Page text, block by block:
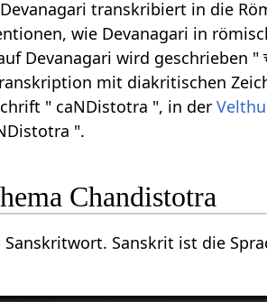
transkribiert in die
wie Devanagari in
Devanagari wird geschrieben "
mit diakritischen
" caNDistotra ", in der
".
Chandistotra
Sanskrit ist die